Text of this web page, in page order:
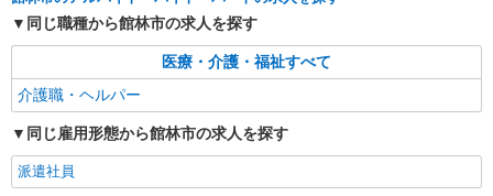
通費全支給(ガソリン代含む)＞
館林市 ◆来社不要/面接なし
キープ
同じ職種から館林市の求人を探す
医療・介護・福祉すべて
介護職・ヘルパー
同じ雇用形態から館林市の求人を探す
派遣社員